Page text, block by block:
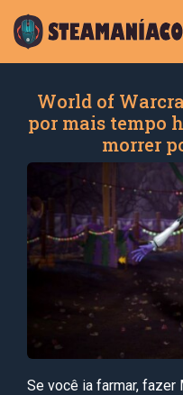
World of
por mais tempo
morrer
Se você ia farmar, fazer